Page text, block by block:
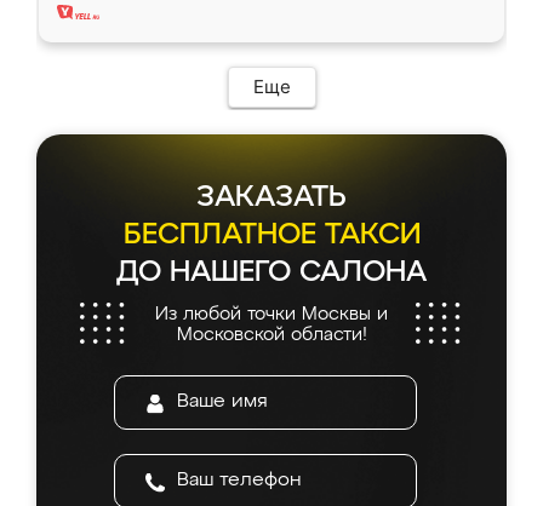
Еще
ЗАКАЗАТЬ
БЕСПЛАТНОЕ ТАКСИ
ДО НАШЕГО САЛОНА
Из любой точки Москвы и
Московской области!